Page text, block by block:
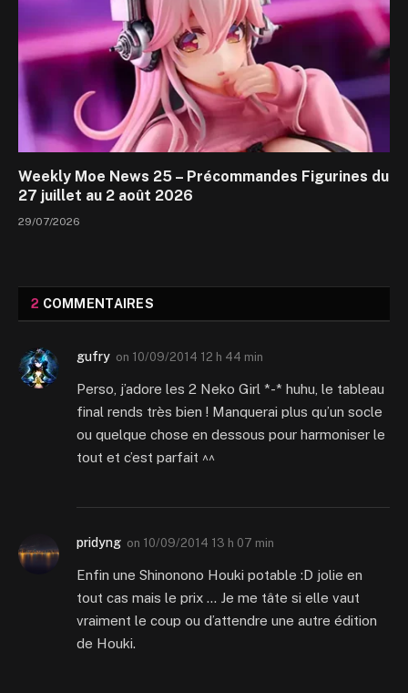
Weekly Moe News 25 – Précommandes Figurines du
27 juillet au 2 août 2026
29/07/2026
2 COMMENTAIRES
gufry on 10/09/2014 12 h 44 min
Perso, j’adore les 2 Neko Girl *-* huhu, le tableau
final rends très bien ! Manquerai plus qu’un socle
ou quelque chose en dessous pour harmoniser le
tout et c’est parfait ^^
pridyng on 10/09/2014 13 h 07 min
Enfin une Shinonono Houki potable :D jolie en
tout cas mais le prix … Je me tâte si elle vaut
vraiment le coup ou d’attendre une autre édition
de Houki.